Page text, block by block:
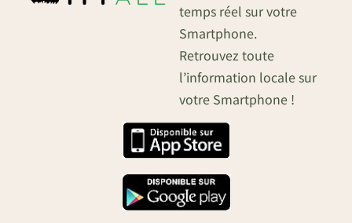
temps réel sur votre
Smartphone.
Retrouvez toute
l’information locale sur
votre Smartphone !